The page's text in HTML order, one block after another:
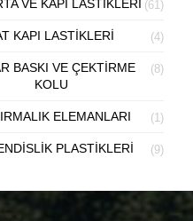
VE KAPI LASTIKLERI (61)
KAPI LASTIKLERI (4)
BASKI VE ÇEKTIRME
KOLU
(8)
ELEMANLARI (1)
PLASTIKLERI (9)